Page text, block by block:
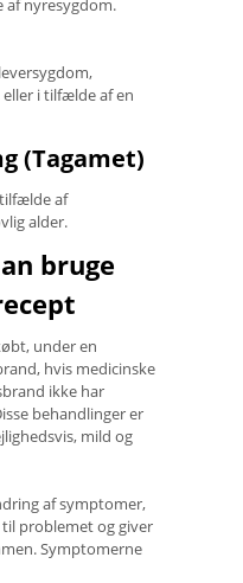
nyresygdom.
i tilfælde af en
(Tagamet)
af
alder.
bruge
under en
hvis medicinske
ikke har
behandlinger er
mild og
af symptomer,
problemet og giver
Symptomerne